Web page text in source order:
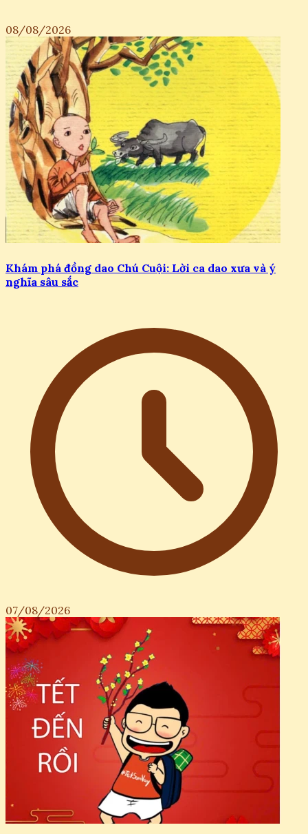
08/08/2026
Khám phá đồng dao Chú Cuội: Lời ca dao xưa và ý
nghĩa sâu sắc
07/08/2026